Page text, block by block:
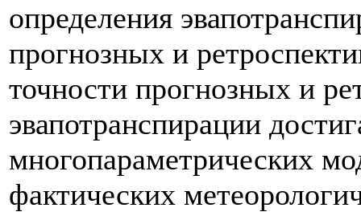
определения
прогнозных и
точности прогнозных и
эвапотранспирации
многопараметрических
фактических